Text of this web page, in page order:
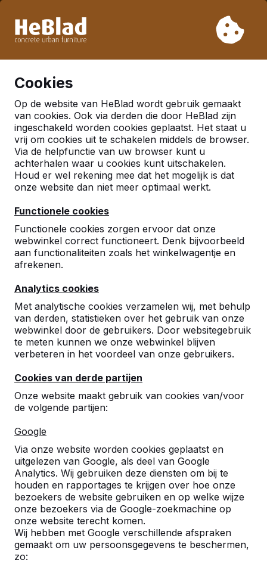
week 33. Houdt u daarom rekening met langere levertijden.
Cookies
Op de website van HeBlad wordt gebruik gemaakt
van cookies. Ook via derden die door HeBlad zijn
ingeschakeld worden cookies geplaatst. Het staat u
vrij om cookies uit te schakelen middels de browser.
Via de helpfunctie van uw browser kunt u
achterhalen waar u cookies kunt uitschakelen.
Houd er wel rekening mee dat het mogelijk is dat
onze website dan niet meer optimaal werkt.
Functionele cookies
Functionele cookies zorgen ervoor dat onze
webwinkel correct functioneert. Denk bijvoorbeeld
aan functionaliteiten zoals het winkelwagentje en
afrekenen.
Analytics cookies
Met analytische cookies verzamelen wij, met behulp
van derden, statistieken over het gebruik van onze
webwinkel door de gebruikers. Door websitegebruik
te meten kunnen we onze webwinkel blijven
verbeteren in het voordeel van onze gebruikers.
Cookies van derde partijen
Onze website maakt gebruik van cookies van/voor
de volgende partijen:
Google
Via onze website worden cookies geplaatst en
uitgelezen van Google, als deel van Google
Analytics. Wij gebruiken deze diensten om bij te
houden en rapportages te krijgen over hoe onze
bezoekers de website gebruiken en op welke wijze
onze bezoekers via de Google-zoekmachine op
onze website terecht komen.
Wij hebben met Google verschillende afspraken
gemaakt om uw persoonsgegevens te beschermen,
zo:
Al meer dan 30.000 producten verkocht
Nederland
Referenties in:Ouddorp
PRIMA
Karin Breeman
28-11-2019
10
aan de verwachting.
zeer stabiel goede afspraken.
vriendelijke bediening. goede prijsstelling.